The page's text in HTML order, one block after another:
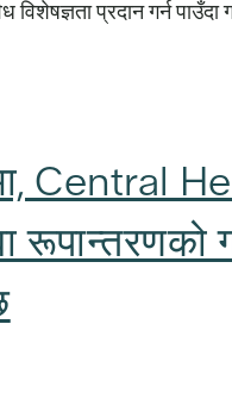
विशेषज्ञता प्रदान गर्न पाउँदा
Central
रूपान्तरणको